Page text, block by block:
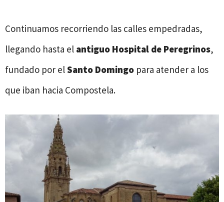
Continuamos recorriendo las calles empedradas,
llegando hasta el antiguo Hospital de Peregrinos,
fundado por elSanto Domingo para atender a los
que iban hacia Compostela.